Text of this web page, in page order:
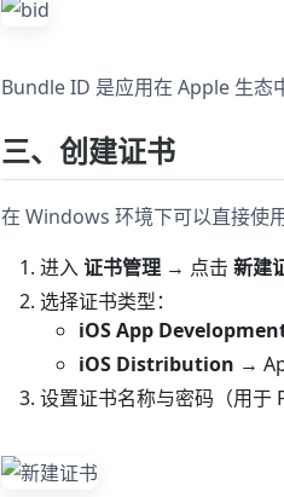
Bundle ID 是应用在 Apple 生态
三、创建证书
在 Windows 环境下可以直接使
进入证书管理 → 点击 新建
选择证书类型：
iOS App
iOS Distribution →
设置证书名称与密码（用于